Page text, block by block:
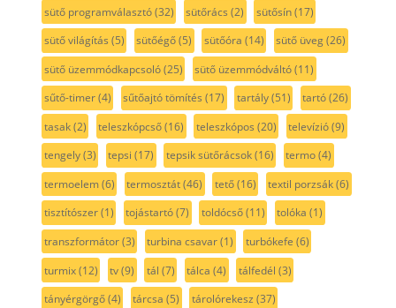
sütő programválasztó(32) sütőrács (2) sütősín(17)
sütő világítás (5) sütőégő(5) sütőóra (14) sütő üveg(26)
sütő üzemmódkapcsoló(25) sütő üzemmódváltó(11)
sűtő-timer(4) sűtőajtó tömítés (17) tartály(51) tartó(26)
tasak(2) teleszkópcső(16) teleszkópos (20) televízió(9)
tengely(3) tepsi (17) tepsik sütőrácsok(16) termo(4)
termoelem(6) termosztát(46) tető(16) textil porzsák(6)
tisztítószer(1) tojástartó(7) toldócső(11) tolóka (1)
transzformátor(3) turbina csavar(1) turbókefe (6)
turmix(12) tv(9) tál (7) tálca (4) tálfedél (3)
tányérgörgő(4) tárcsa (5) tárolórekesz (37)